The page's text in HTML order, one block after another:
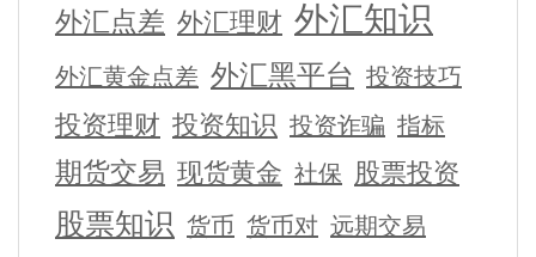
外汇点差 外汇理财 外汇知识
外汇黄金点差 外汇黑平台 投资技巧
投资理财 投资知识 投资诈骗 指标
期货交易 现货黄金 社保 股票投资
股票知识 货币 货币对 远期交易